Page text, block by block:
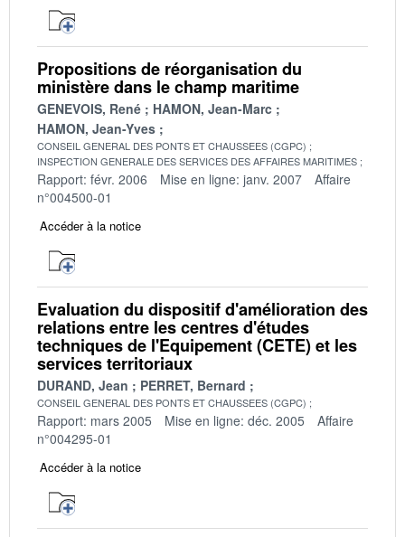
Propositions de réorganisation du
ministère dans le champ maritime
GENEVOIS, René
HAMON, Jean-Marc
HAMON, Jean-Yves
CONSEIL GENERAL DES PONTS ET CHAUSSEES (CGPC)
INSPECTION GENERALE DES SERVICES DES AFFAIRES MARITIMES
Rapport: févr. 2006 Mise en ligne: janv. 2007
Affaire
n°004500-01
Accéder à la notice
Evaluation du dispositif d'amélioration des
relations entre les centres d'études
techniques de l'Equipement (CETE) et les
services territoriaux
DURAND, Jean PERRET, Bernard
CONSEIL GENERAL DES PONTS ET CHAUSSEES (CGPC)
Rapport: mars 2005 Mise en ligne: déc. 2005
Affaire
n°004295-01
Accéder à la notice